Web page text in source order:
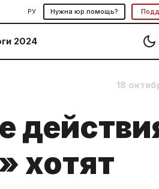
РУ Нужна юр.помощь?
2024
18
хотят